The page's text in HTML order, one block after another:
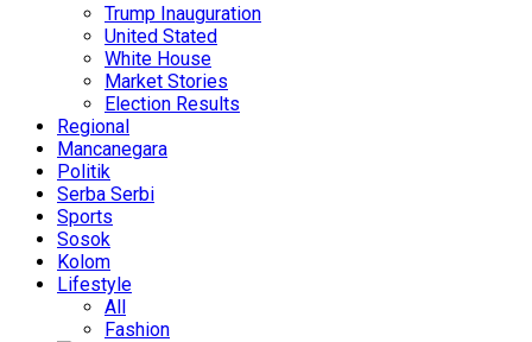
Trump Inauguration
United Stated
White House
Market Stories
Election Results
Regional
Mancanegara
Politik
Serba Serbi
Sports
Sosok
Kolom
Lifestyle
All
Fashion